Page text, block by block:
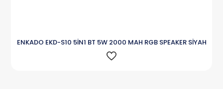
ENKADO EKD-S10 5İN1 BT 5W 2000 MAH RGB SPEAKER SİYAH